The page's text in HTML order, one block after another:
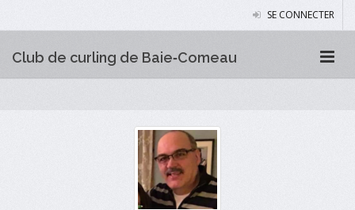
SE CONNECTER
Club de curling de Baie‑Comeau